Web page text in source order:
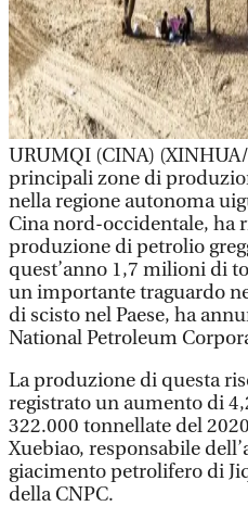
URUMQI (CINA)
principali zone di
nella regione autonoma
Cina nord-occidentale, ha
produzione di petrolio
quest’anno 1,7 milioni di
un importante traguardo
di scisto nel Paese, ha
National Petroleum
La produzione di questa
registrato un aumento di
322.000 tonnellate del
Xuebiao, responsabile
giacimento petrolifero di
della CNPC.